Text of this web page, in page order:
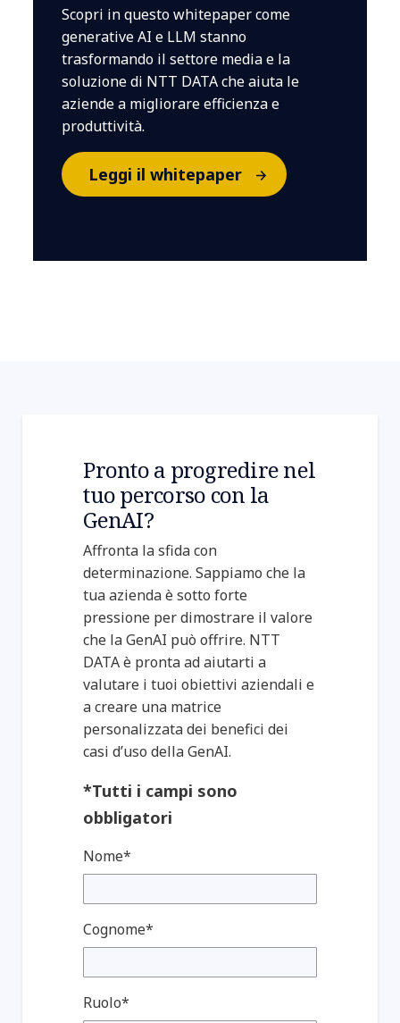
Scopri in questo whitepaper come
generative AI e LLM stanno
trasformando il settore media e la
soluzione di NTT DATA che aiuta le
aziende a migliorare efficienza e
produttività.
Leggi il whitepaper
Pronto a progredire nel
tuo percorso con la
GenAI?
Affronta la sfida con
determinazione. Sappiamo che la
tua azienda è sotto forte
pressione per dimostrare il valore
che la GenAI può offrire. NTT
DATA è pronta ad aiutarti a
valutare i tuoi obiettivi aziendali e
a creare una matrice
personalizzata dei benefici dei
casi d’uso della GenAI.
*Tutti i campi sono
obbligatori
Nome*
Cognome*
Ruolo*